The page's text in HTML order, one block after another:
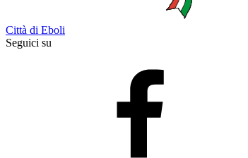
Città di Eboli
Seguici su